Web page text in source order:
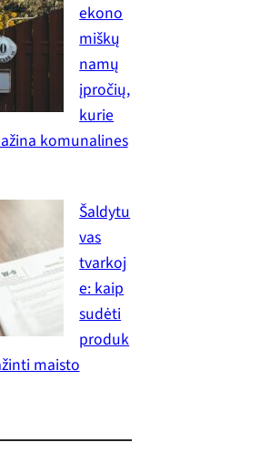
ekono
miškų
namų
įpročių,
kurie
komunalines
Šaldytu
vas
tvarkoj
e: kaip
sudėti
produk
maisto